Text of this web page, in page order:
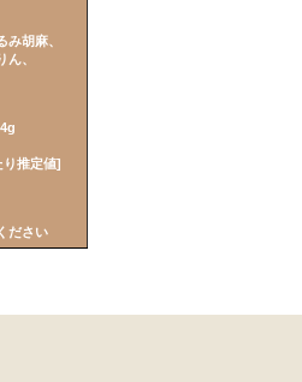
胡麻、
、
推定値]
ださい